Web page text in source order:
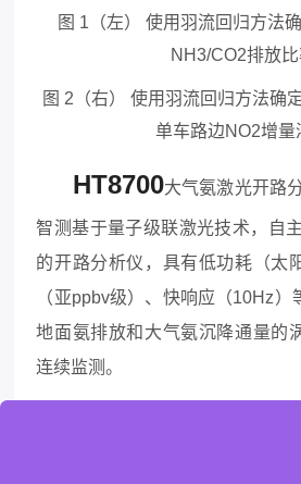
图 1（左） 使用羽流回归方法
NH3/CO2排放
图 2（右）使用羽流回归方法确
单车路边NO2增量
HT8700大气氨激光开路
智测基于量子级联激光技术，自
的开路分析仪，具有低功耗（太
（亚ppbv级）、快响应（10Hz
地面氨排放和大气氨沉降通量的
连续监测。